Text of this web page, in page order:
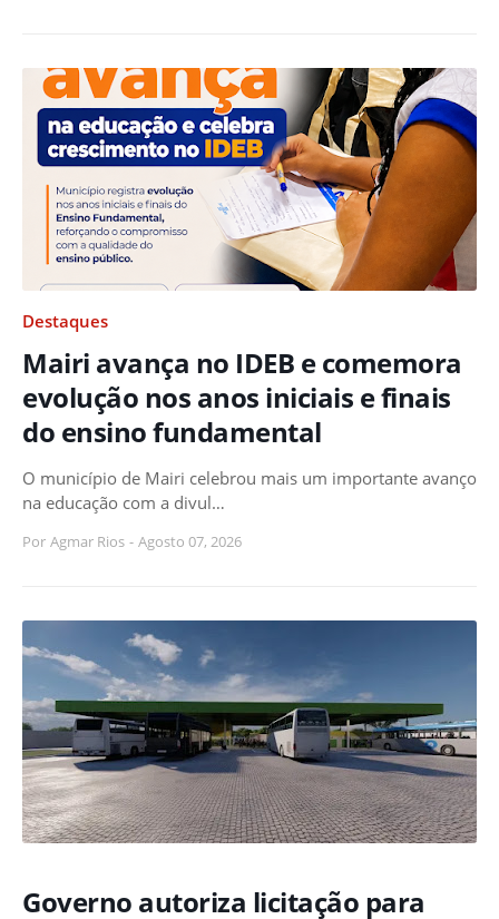
Destaques
Mairi avança no IDEB e comemora
evolução nos anos iniciais e finais
do ensino fundamental
O município de Mairi celebrou mais um importante avanço
na educação com a divul…
Por Agmar Rios - Agosto 07, 2026
Governo autoriza licitação para